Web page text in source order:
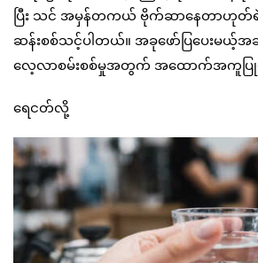
ပြီး သင် အမှန်တကယ် ဗိုက်ဆာနေတာဟု
ဆန်းစစ်သင့်ပါတယ်။ အခုဖော်ပြပေးမယ့်
လေ့လာစမ်းစစ်မှုအတွက် အထောက်အကူပြု
ရေငတ်လို့